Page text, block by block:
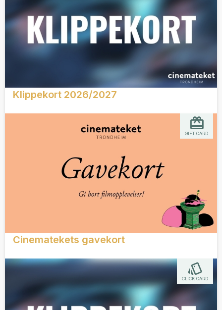
Klippekort 2026/2027
Cinematekets gavekort
GIFT CARD
CLICK CARD